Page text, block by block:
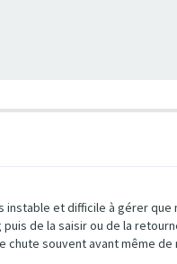
et difficile à gérer que
de la saisir ou de la
souvent avant même